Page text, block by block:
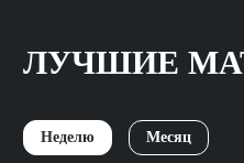
ЛУЧШИЕ
Неделю Месяц